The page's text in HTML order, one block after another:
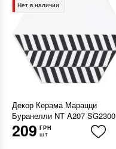
Нет в наличии
Декор Керама Марацци
Буранелли NT A207 SG2300
209 ГРН
шт